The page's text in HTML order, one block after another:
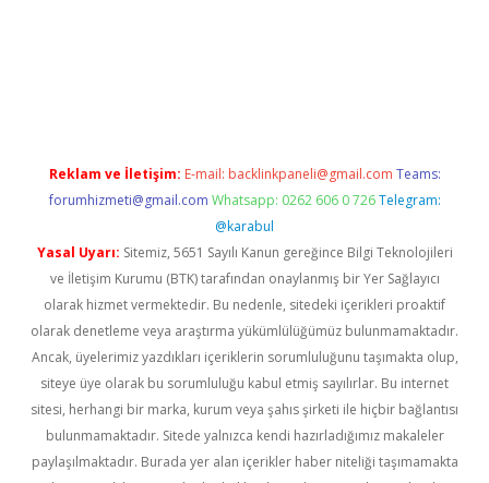
Reklam ve İletişim: E-mail: backlinkpaneli@gmail.com Teams:
forumhizmeti@gmail.com Whatsapp: 0262 606 0 726 Telegram:
@karabul
Yasal Uyarı: Sitemiz, 5651 Sayılı Kanun gereğince Bilgi Teknolojileri
ve İletişim Kurumu (BTK) tarafından onaylanmış bir Yer Sağlayıcı
olarak hizmet vermektedir. Bu nedenle, sitedeki içerikleri proaktif
olarak denetleme veya araştırma yükümlülüğümüz bulunmamaktadır.
Ancak, üyelerimiz yazdıkları içeriklerin sorumluluğunu taşımakta olup,
siteye üye olarak bu sorumluluğu kabul etmiş sayılırlar. Bu internet
sitesi, herhangi bir marka, kurum veya şahıs şirketi ile hiçbir bağlantısı
bulunmamaktadır. Sitede yalnızca kendi hazırladığımız makaleler
paylaşılmaktadır. Burada yer alan içerikler haber niteliği taşımamakta